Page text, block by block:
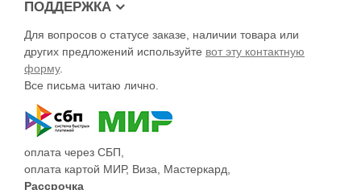
ПОДДЕРЖКА
Для вопросов о статусе заказе, наличии товара или
других предложений используйте вот эту контактную
форму.
Все письма читаю лично.
оплата через СБП,
оплата картой МИР, Виза, Мастеркард,
Рассрочка